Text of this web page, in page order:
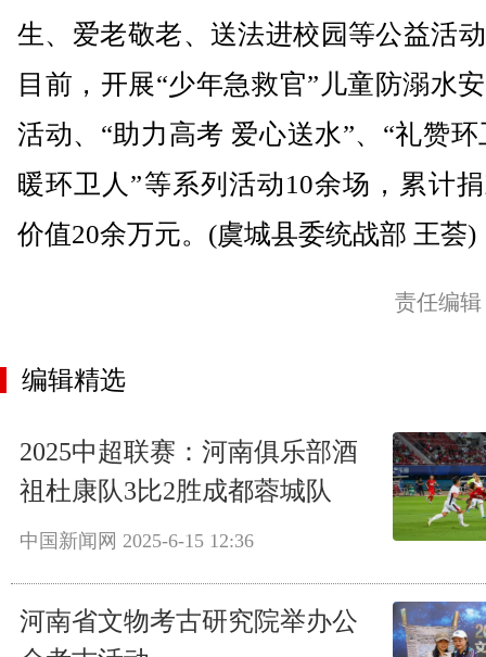
生、爱老敬老、送法进校园等公益活
目前，开展“少年急救官”儿童防溺水
活动、“助力高考 爱心送水”、“礼赞
暖环卫人”等系列活动10余场，累计
价值20余万元。(虞城县委统战部 王荟)
责任编
编辑精选
2025中超联赛：河南俱乐部酒
祖杜康队3比2胜成都蓉城队
中国新闻网 2025-6-15 12:36
河南省文物考古研究院举办公